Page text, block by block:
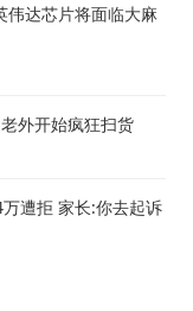
伟达芯片将面临大麻
外开始疯狂扫货
遭拒 家长:你去起诉